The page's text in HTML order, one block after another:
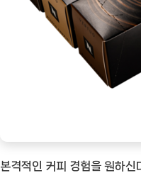
본격적인 커피 경험을 원하